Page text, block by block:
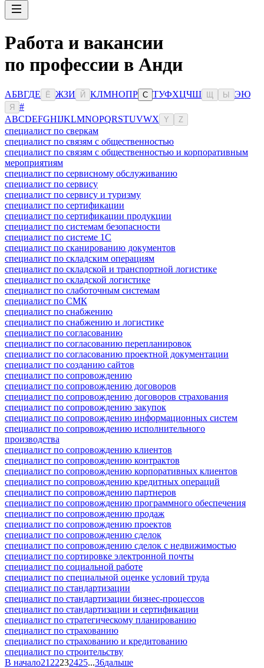
Работа и вакансии
по профессии в Анди
АБВГДЕ Ё ЖЗИ Й КЛМНОПР С ТУФХЦЧШ Ы ЭЮ
Я
#
ABCDEFGHIJKLMNOPQRSTUVWX Y Z
специалист по сверкам
специалист по связям с общественностью
специалист по связям с общественностью и корпоративным
мероприятиям
специалист по сервисному обслуживанию
специалист по сервису
специалист по сервису и туризму
специалист по сертификации
специалист по сертификации продукции
специалист по системам безопасности
специалист по системе 1С
специалист по сканированию документов
специалист по складским операциям
специалист по складской и транспортной логистике
специалист по складской логистике
специалист по слаботочным системам
специалист по СМК
специалист по снабжению
специалист по снабжению и логистике
специалист по согласованию
специалист по согласованию перепланировок
специалист по согласованию проектной документации
специалист по созданию сайтов
специалист по сопровождению
специалист по сопровождению договоров
специалист по сопровождению договоров страхования
специалист по сопровождению закупок
специалист по сопровождению информационных систем
специалист по сопровождению исполнительного
производства
специалист по сопровождению клиентов
специалист по сопровождению контрактов
специалист по сопровождению корпоративных клиентов
специалист по сопровождению кредитных операций
специалист по сопровождению партнеров
специалист по сопровождению программного обеспечения
специалист по сопровождению продаж
специалист по сопровождению проектов
специалист по сопровождению сделок
специалист по сопровождению сделок с недвижимостью
специалист по сортировке электронной почты
специалист по социальной работе
специалист по специальной оценке условий труда
специалист по стандартизации
специалист по стандартизации бизнес-процессов
специалист по стандартизации и сертификации
специалист по стратегическому планированию
специалист по страхованию
специалист по страхованию и кредитованию
специалист по строительству
В начало21 22232425...36дальше